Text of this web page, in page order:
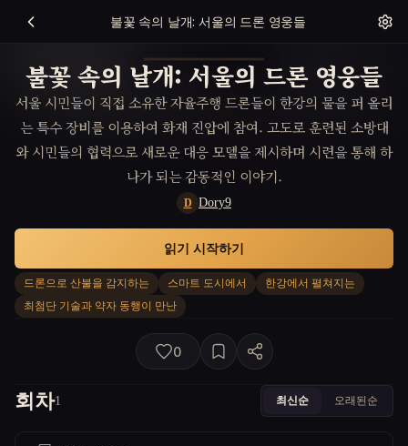
불꽃 속의 날개: 서울의 드론 영웅들
불꽃 속의 날개: 서울의 드론 영웅들
서울 시민들이 직접 소유한 자율주행 드론들이 한강의 물을 퍼 올리
는 특수 장비를 이용하여 화재 진압에 참여. 고도로 훈련된 소방대
와 시민들의 협력으로 새로운 대응 모델을 제시하며 시련을 통해 하
나가 되는 감동적인 이야기.
D Dory9
드론으로 산불을 감지하는 스마트 도시에서
한강에서 펼쳐지는
최첨단 기술과 약자 동행이 만난
읽기 시작하기
0
회차1 최신순 오래된순